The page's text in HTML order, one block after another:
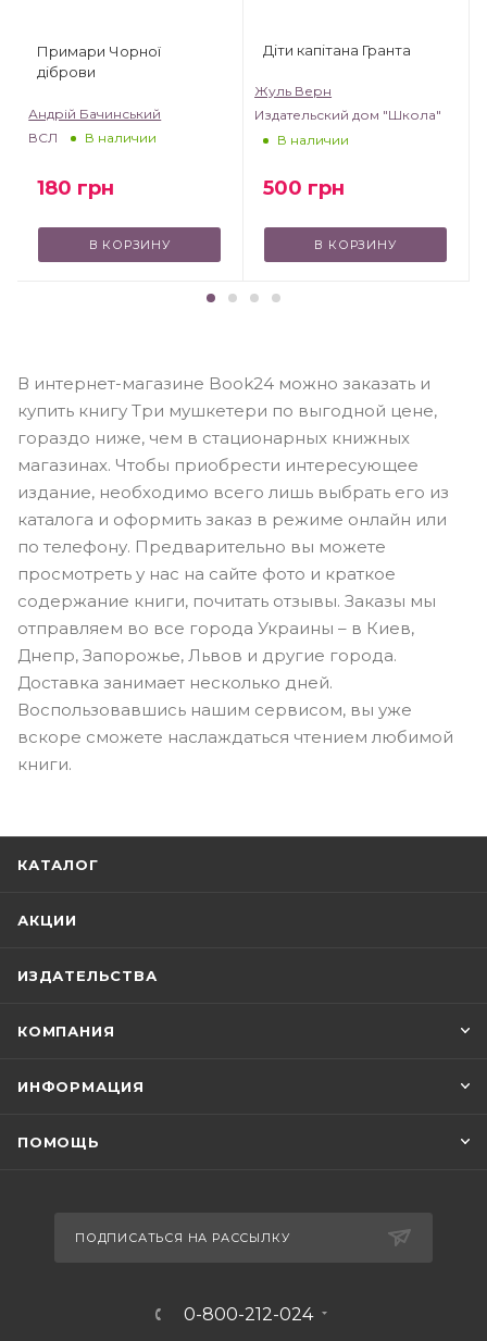
Примари Чорної
діброви
Андрій Бачинський
ВСЛ
В наличии
180 грн
В КОРЗИНУ
Діти капітана Гранта
Жуль Верн
Издательский дом "Школа"
В наличии
500 грн
В КОРЗИНУ
В интернет-магазине Book24 можно заказать и
купить книгу Три мушкетери по выгодной цене,
гораздо ниже, чем в стационарных книжных
магазинах. Чтобы приобрести интересующее
издание, необходимо всего лишь выбрать его из
каталога и оформить заказ в режиме онлайн или
по телефону. Предварительно вы можете
просмотреть у нас на сайте фото и краткое
содержание книги, почитать отзывы. Заказы мы
отправляем во все города Украины – в Киев,
Днепр, Запорожье, Львов и другие города.
Доставка занимает несколько дней.
Воспользовавшись нашим сервисом, вы уже
вскоре сможете наслаждаться чтением любимой
книги.
КАТАЛОГ
АКЦИИ
ИЗДАТЕЛЬСТВА
КОМПАНИЯ
ИНФОРМАЦИЯ
ПОМОЩЬ
ПОДПИСАТЬСЯ НА РАССЫЛКУ
0-800-212-024